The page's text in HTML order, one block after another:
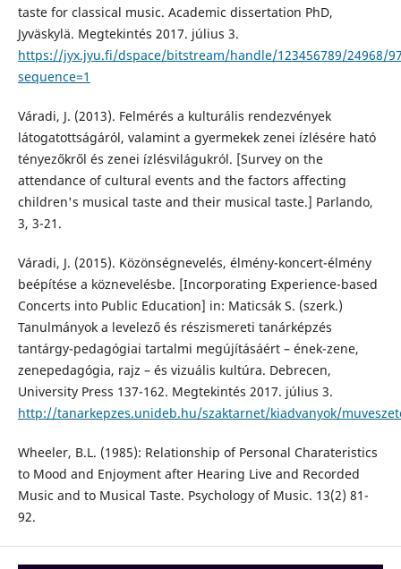
taste for classical music. Academic dissertation PhD,
Jyväskylä. Megtekintés 2017. július 3.
https://jyx.jyu.fi/dspace/bitstream/handle/123456789/24968/
sequence=1
Váradi, J. (2013). Felmérés a kulturális rendezvények
látogatottságáról, valamint a gyermekek zenei ízlésére ható
tényezőkről és zenei ízlésvilágukról. [Survey on the
attendance of cultural events and the factors affecting
children's musical taste and their musical taste.] Parlando,
3, 3-21.
Váradi, J. (2015). Közönségnevelés, élmény-koncert-élmény
beépítése a köznevelésbe. [Incorporating Experience-based
Concerts into Public Education] in: Maticsák S. (szerk.)
Tanulmányok a levelező és részismereti tanárképzés
tantárgy-pedagógiai tartalmi megújításáért – ének-zene,
zenepedagógia, rajz – és vizuális kultúra. Debrecen,
University Press 137-162. Megtekintés 2017. július 3.
http://tanarkepzes.unideb.hu/szaktarnet/kiadvanyok/
Wheeler, B.L. (1985): Relationship of Personal Charateristics
to Mood and Enjoyment after Hearing Live and Recorded
Music and to Musical Taste. Psychology of Music. 13(2) 81-
92.